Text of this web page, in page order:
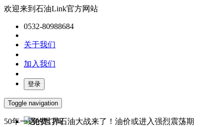
欢迎来到石油Link官方网站
0532-80988684
关于我们
加入我们
登录
Toggle navigation
免费订阅
50年一遇的世界石油大战来了！油价或进入强烈震荡期